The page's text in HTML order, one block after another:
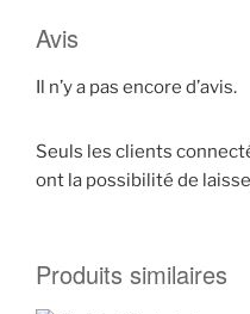
Avis
Il n’y a pas encore d’avis.
Seuls les clients
ont la possibilité de
Produits similaires